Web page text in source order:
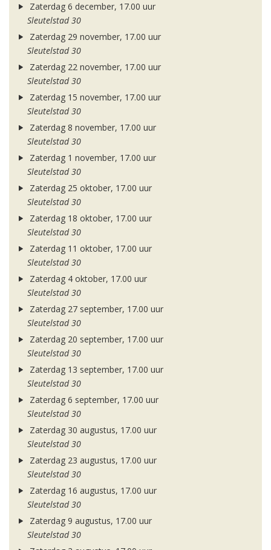
Zaterdag 6 december, 17.00 uur
Sleutelstad 30
Zaterdag 29 november, 17.00 uur
Sleutelstad 30
Zaterdag 22 november, 17.00 uur
Sleutelstad 30
Zaterdag 15 november, 17.00 uur
Sleutelstad 30
Zaterdag 8 november, 17.00 uur
Sleutelstad 30
Zaterdag 1 november, 17.00 uur
Sleutelstad 30
Zaterdag 25 oktober, 17.00 uur
Sleutelstad 30
Zaterdag 18 oktober, 17.00 uur
Sleutelstad 30
Zaterdag 11 oktober, 17.00 uur
Sleutelstad 30
Zaterdag 4 oktober, 17.00 uur
Sleutelstad 30
Zaterdag 27 september, 17.00 uur
Sleutelstad 30
Zaterdag 20 september, 17.00 uur
Sleutelstad 30
Zaterdag 13 september, 17.00 uur
Sleutelstad 30
Zaterdag 6 september, 17.00 uur
Sleutelstad 30
Zaterdag 30 augustus, 17.00 uur
Sleutelstad 30
Zaterdag 23 augustus, 17.00 uur
Sleutelstad 30
Zaterdag 16 augustus, 17.00 uur
Sleutelstad 30
Zaterdag 9 augustus, 17.00 uur
Sleutelstad 30